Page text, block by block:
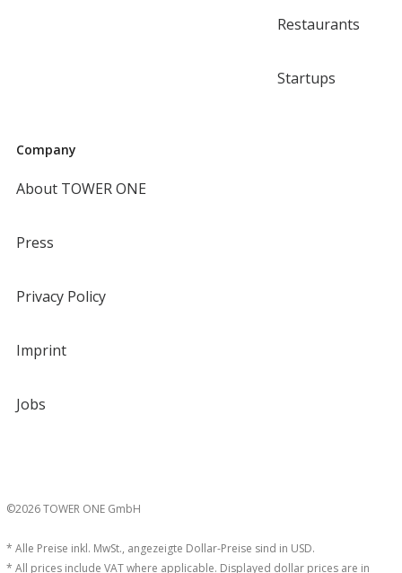
Restaurants
Startups
Company
About TOWER ONE
Press
Privacy Policy
Imprint
Jobs
©2026 TOWER ONE GmbH
* Alle Preise inkl. MwSt., angezeigte Dollar-Preise sind in USD.
* All prices include VAT where applicable. Displayed dollar prices are in